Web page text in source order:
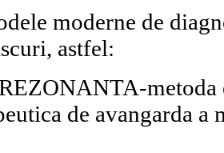
moderne de
astfel:
metoda
de avangarda